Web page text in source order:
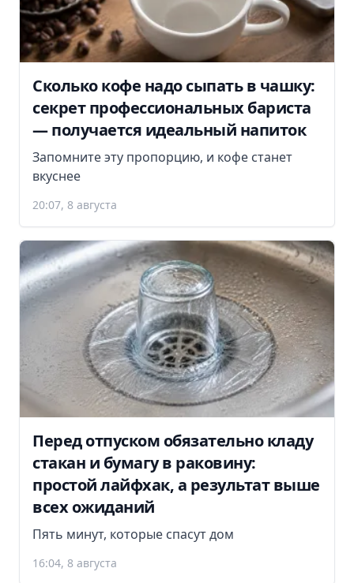
Сколько кофе надо сыпать в чашку:
секрет профессиональных бариста
— получается идеальный напиток
Запомните эту пропорцию, и кофе станет
вкуснее
20:07, 8 августа
Перед отпуском обязательно кладу
стакан и бумагу в раковину:
простой лайфхак, а результат выше
всех ожиданий
Пять минут, которые спасут дом
16:04, 8 августа